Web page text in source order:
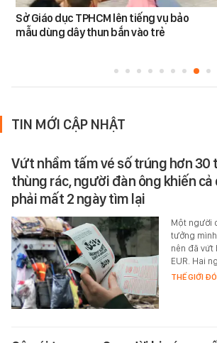
Sở Giáo dục TPHCM lên tiếng vụ bảo
mẫu dùng dây thun bắn vào trẻ
TIN MỚI CẬP NHẬT
Vứt nhầm tấm vé số trúng hơn 30
thùng rác, người đàn ông khiến cả
phải mất 2 ngày tìm lại
Một người
tưởng
nên đã vứt
EUR. Hai
THẾ GIỚI